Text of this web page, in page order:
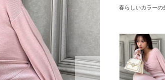
春らしいカラー